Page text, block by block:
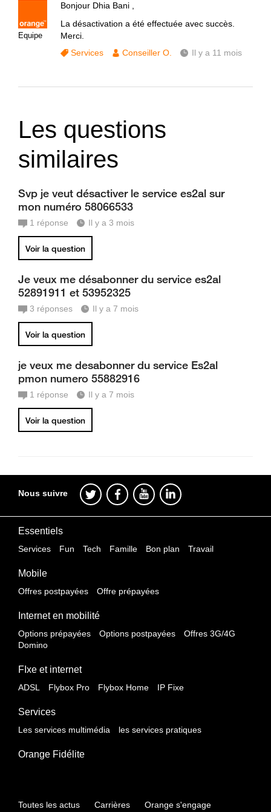
Equipe
Bonjour Dhia Bani ,
La désactivation a été effectuée avec succès.
Merci.
Services
Conseiller O. Il y a 11 mois
Les questions
similaires
Svp je veut désactiver le service es2al sur
mon numéro 58066533
1 réponse Il y a 3 mois
Voir la question
Je veux me désabonner du service es2al
52891911 et 53952325
3 réponses Il y a 7 mois
Voir la question
je veux me desabonner du service Es2al
pmon numero 55882916
1 réponse Il y a 7 mois
Voir la question
Nous suivre
Essentiels
Services Fun Tech Famille Bon plan Travail
Mobile
Offres postpayées Offre prépayées
Internet en mobilité
Options prépayées Options postpayées
Offres 3G/4G
Domino
FIxe et internet
ADSL Flybox Pro Flybox Home IP Fixe
Services
Les services multimédia les services pratiques
Orange Fidélite
Toutes les actus Carrières
Orange s'engage